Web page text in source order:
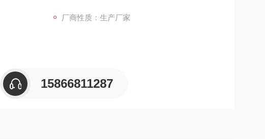
厂商性质：生产厂家
15866811287